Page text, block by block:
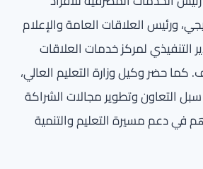
ورئيس العلاقات العامة والإعلام
التنفيذي لمركز خدمات العلاقات
كما حضر وكيل وزارة التعليم العالي،
التعاون وتطوير مجالات الشراكة
في دعم مسيرة التعليم والتنمية